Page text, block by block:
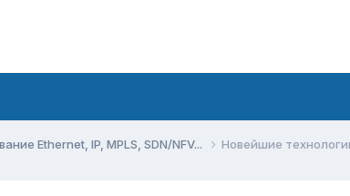
Ethernet, IP, MPLS, SDN/NFV... Новейшие